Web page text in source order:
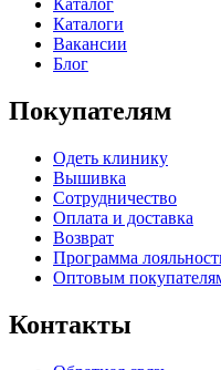
Каталог
Каталоги
Вакансии
Блог
Покупателям
Одеть клинику
Вышивка
Сотрудничество
Оплата и доставка
Возврат
Программа
Оптовым
Контакты